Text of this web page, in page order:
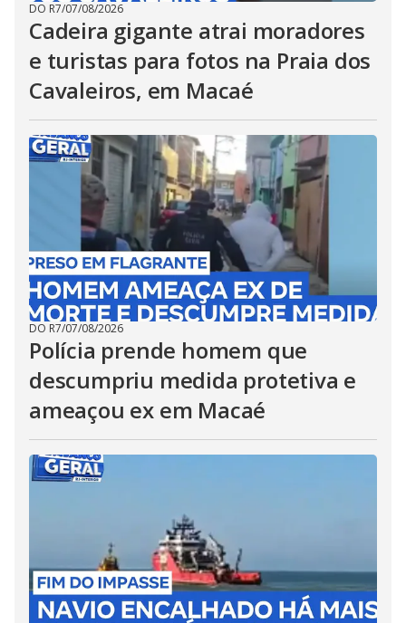
DO R7/07/08/2026
Cadeira gigante atrai moradores
e turistas para fotos na Praia dos
Cavaleiros, em Macaé
DO R7/07/08/2026
Polícia prende homem que
descumpriu medida protetiva e
ameaçou ex em Macaé